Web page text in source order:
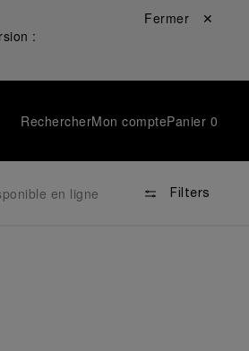
:
Fermer ✕
RechercherMon comptePanier 0
en ligne Filters